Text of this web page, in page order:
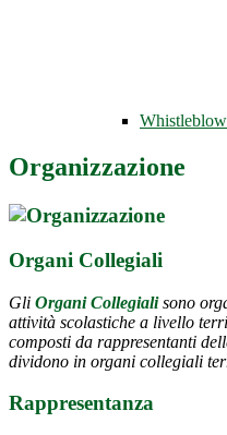
Organizzazione
Organi Collegiali
Gli Organi Collegiali sono
attività scolastiche a livello
composti da rappresentanti
dividono in organi collegiali
Rappresentanza